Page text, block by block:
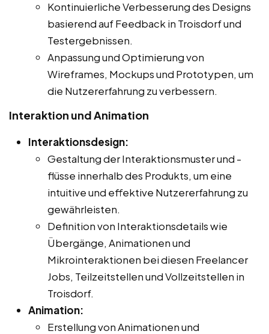
Kontinuierliche Verbesserung des Designs
basierend auf Feedback in Troisdorf und
Testergebnissen.
Anpassung und Optimierung von
Wireframes, Mockups und Prototypen, um
die Nutzererfahrung zu verbessern.
Interaktion und Animation
Interaktionsdesign:
Gestaltung der Interaktionsmuster und -
flüsse innerhalb des Produkts, um eine
intuitive und effektive Nutzererfahrung zu
gewährleisten.
Definition von Interaktionsdetails wie
Übergänge, Animationen und
Mikrointeraktionen bei diesen Freelancer
Jobs, Teilzeitstellen und Vollzeitstellen in
Troisdorf.
Animation:
Erstellung von Animationen und